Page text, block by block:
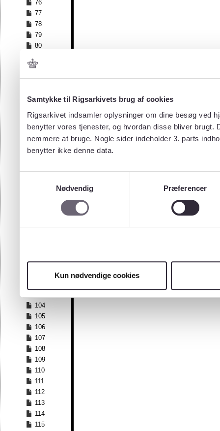
Samtykke til Rigsarkivets brug af cookies
Rigsarkivet indsamler oplysninger om dine besøg ved
benytter vores tjenester, og hvordan disse bliver
nemmere at bruge. Nogle sider indeholder 3. parts
benytter ikke denne data.
Nødvendig
Præferencer
Kun nødvendige cookies
76
77
78
79
80
82
83
85
87
88
89
90
97
100
104
105
106
107
108
109
110
111
112
113
114
115